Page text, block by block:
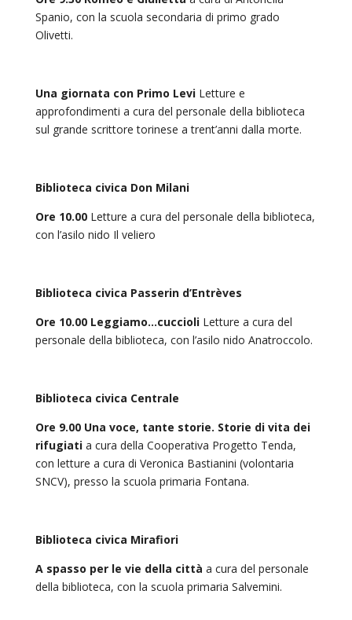
Spanio, con la scuola secondaria di primo grado
Olivetti.
Una giornata con Primo LeviLetture e
approfondimenti a cura del personale della biblioteca
sul grande scrittore torinese a trent’anni dalla morte.
Biblioteca civica Don Milani
Ore 10.00Letture a cura del personale della biblioteca,
con l’asilo nido Il veliero
Biblioteca civica Passerin d’Entrèves
Ore 10.00 Leggiamo…cuccioli Letture a cura del
personale della biblioteca, con l’asilo nido Anatroccolo.
Biblioteca civica Centrale
Ore 9.00 Una voce, tante storie. Storie di vita dei
rifugiatia cura della Cooperativa Progetto Tenda,
con letture a cura di Veronica Bastianini (volontaria
SNCV), presso la scuola primaria Fontana.
Biblioteca civica Mirafiori
A spasso per le vie della città a cura del personale
della biblioteca, con la scuola primaria Salvemini.